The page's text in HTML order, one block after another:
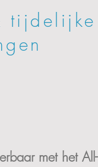
tijdelijke
met het All-